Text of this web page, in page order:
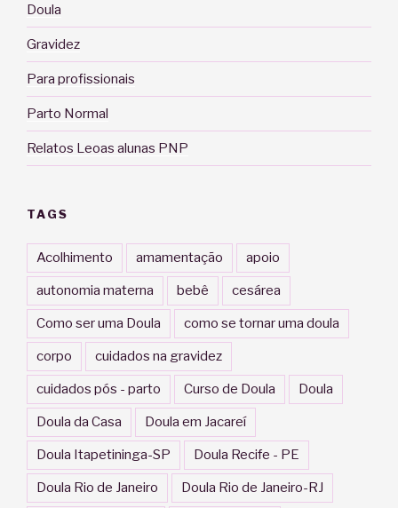
Doula
Gravidez
Para profissionais
Parto Normal
Relatos Leoas alunas PNP
TAGS
Acolhimento amamentação apoio
autonomia materna bebê cesárea
Como ser uma Doula como se tornar uma doula
corpo cuidados na gravidez
cuidados pós - parto Curso de Doula Doula
Doula da Casa Doula em Jacareí
Doula Itapetininga-SP Doula Recife - PE
Doula Rio de Janeiro Doula Rio de Janeiro-RJ